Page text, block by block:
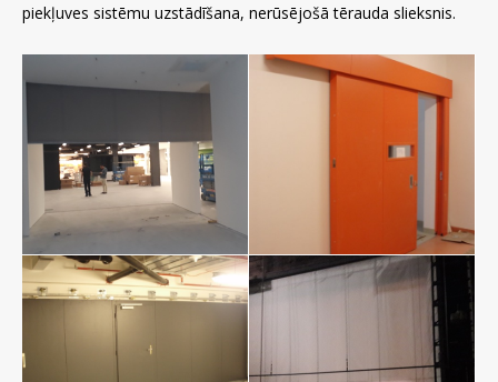
piekļuves sistēmu uzstādīšana, nerūsējošā tērauda slieksnis.